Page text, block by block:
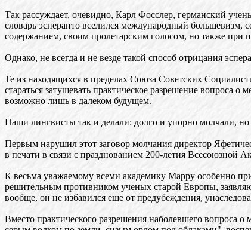
Так рассуждает, очевидно, Карл Фосслер, германский
словарь эсперанто вселился международный
содержанием, своим пролетарским голосом, но также при
Однако, не всегда и не везде такой способ отрицания
Те из находящихся в пределах Союза Советских
стараться затушевать практическое разрешение вопроса
возможно лишь в далеком будущем.
Наши лингвисты так и делали: долго и упорно молчали,
Первым нарушил этот заговор молчания директор
в печати в связи с празднованием 200-летия Всесоюзной
К весьма уважаемому всеми академику Марру особенно
решительным противником ученых старой Европы,
вообще, он не избавился еще от предубеждения,
Вместо практического разрешения наболевшего вопроса